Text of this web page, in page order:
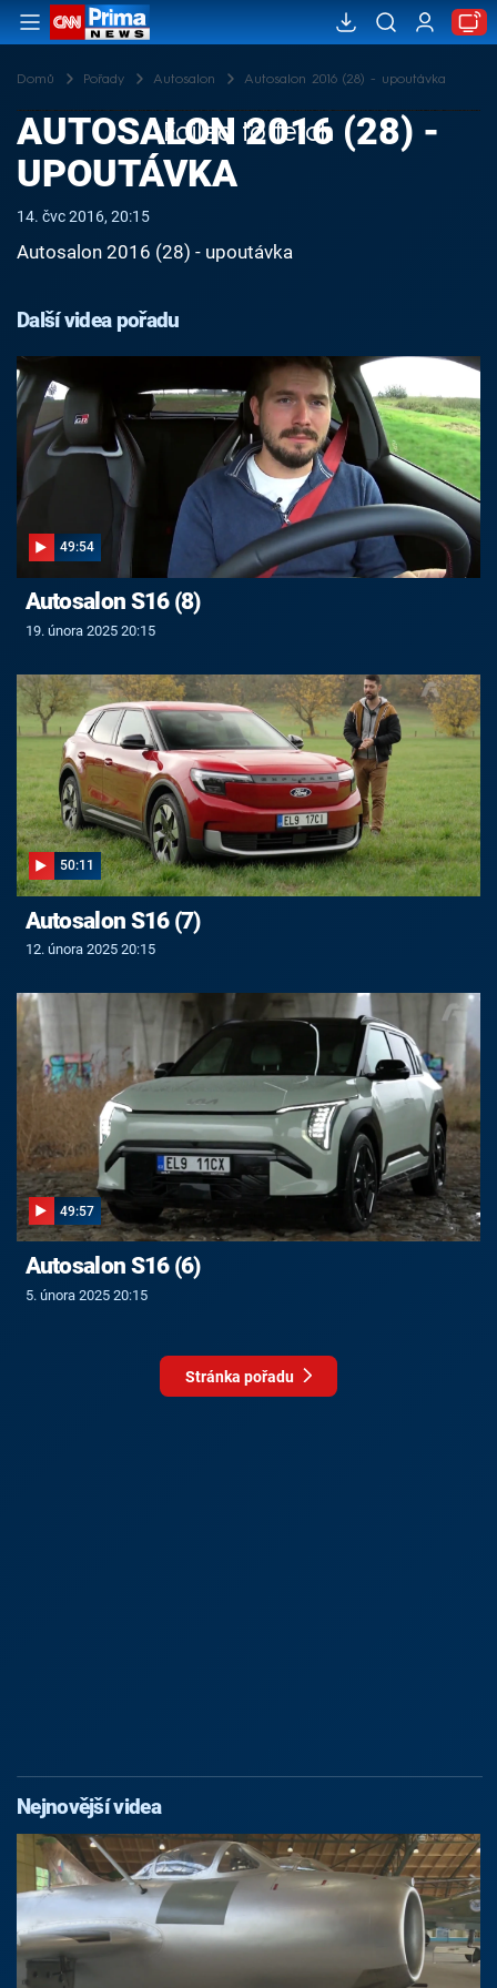
Domů Pořady Autosalon Autosalon 2016 (28) - upoutávka
Failed to fetch
AUTOSALON 2016 (28) -
UPOUTÁVKA
14. čvc 2016, 20:15
Autosalon 2016 (28) - upoutávka
Další videa pořadu
49:54
Autosalon S16 (8)
19. února 2025 20:15
50:11
Autosalon S16 (7)
12. února 2025 20:15
49:57
Autosalon S16 (6)
5. února 2025 20:15
Stránka pořadu
Nejnovější videa